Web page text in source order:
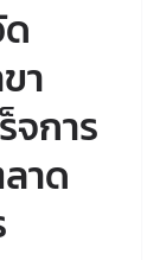
า
จการ
าด